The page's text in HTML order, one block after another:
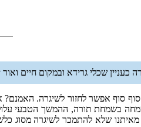
כעניין שכלי גרידא ובמקום חיים
סוף אפשר לחזור לשיגרה. האמנם?
בשמחת תורה, ההמשך הטבעי
שלא להתמכר לשיגרה מסוג